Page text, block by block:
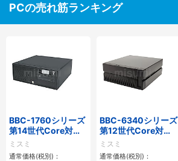
PCの売れ筋ランキング
BBC-1760シリーズ
第14世代Core対応
小型フロアマウント
3PCIe
ミスミ
通常価格(税別)：
BBC-6340シリーズ
第12世代Core対応
小型フロアマウント
PC2PCI/2PCIe
ミスミ
通常価格(税別)：